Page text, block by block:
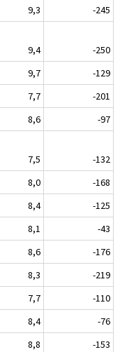
9,3
-245
9,4
-250
9,7
-129
7,7
-201
8,6
-97
7,5
-132
8,0
-168
8,4
-125
8,1
-43
8,6
-176
8,3
-219
7,7
-110
8,4
-76
8,8
-153